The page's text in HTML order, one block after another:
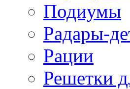
Подиумы
Радары-
Рации
Решетки